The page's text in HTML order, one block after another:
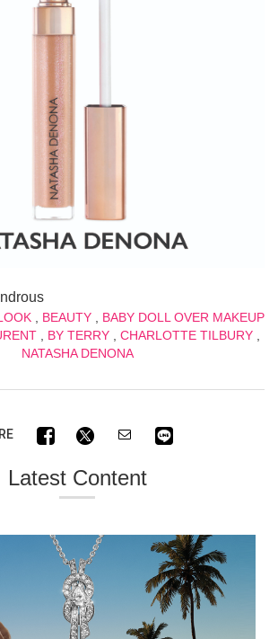
, BEAUTY, BABY DOLL OVER MAKEUP
, BY TERRY, CHARLOTTE TILBURY,
NATASHA DENONA
Latest Content